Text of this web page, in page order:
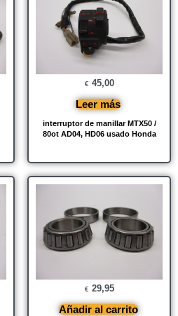
interruptor de manillar MTX50 /
80ot AD04, HD06 usado Honda
€ 45,00
Leer más
€ 29,95
Añadir al carrito